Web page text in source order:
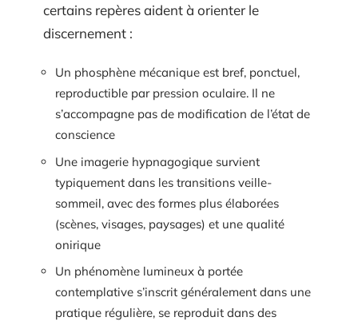
certains repères aident à orienter le
discernement :
Un phosphène mécanique est bref, ponctuel,
reproductible par pression oculaire. Il ne
s’accompagne pas de modification de l’état de
conscience
Une imagerie hypnagogique survient
typiquement dans les transitions veille-
sommeil, avec des formes plus élaborées
(scènes, visages, paysages) et une qualité
onirique
Un phénomène lumineux à portée
contemplative s’inscrit généralement dans une
pratique régulière, se reproduit dans des